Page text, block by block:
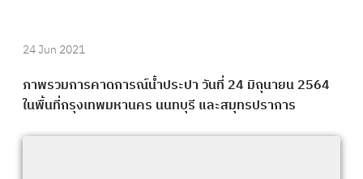
24 Jun 2021
ภาพรวมการคาดการณ์น้ำประปา วันที่ 24 มิถุนายน 2564
ในพื้นที่กรุงเทพมหานคร นนทบุรี และสมุทรปราการ